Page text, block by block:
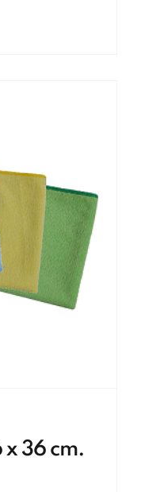
36 cm.